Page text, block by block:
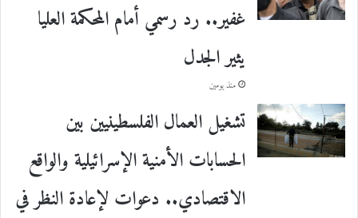
غفير.. رد رسمي أمام المحكمة العليا
يثير الجدل
منذ يومين
تشغيل العمال الفلسطينيين بين
الحسابات الأمنية الإسرائيلية والواقع
الاقتصادي.. دعوات لإعادة النظر في